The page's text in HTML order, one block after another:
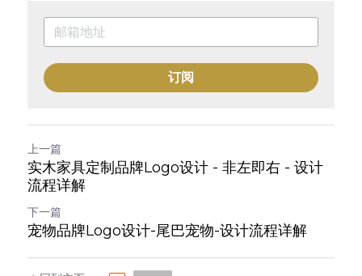
订阅
上一篇
实木家具定制品牌Logo设计 - 非左即右 - 设计
流程详解
下一篇
宠物品牌Logo设计-尾巴宠物-设计流程详解